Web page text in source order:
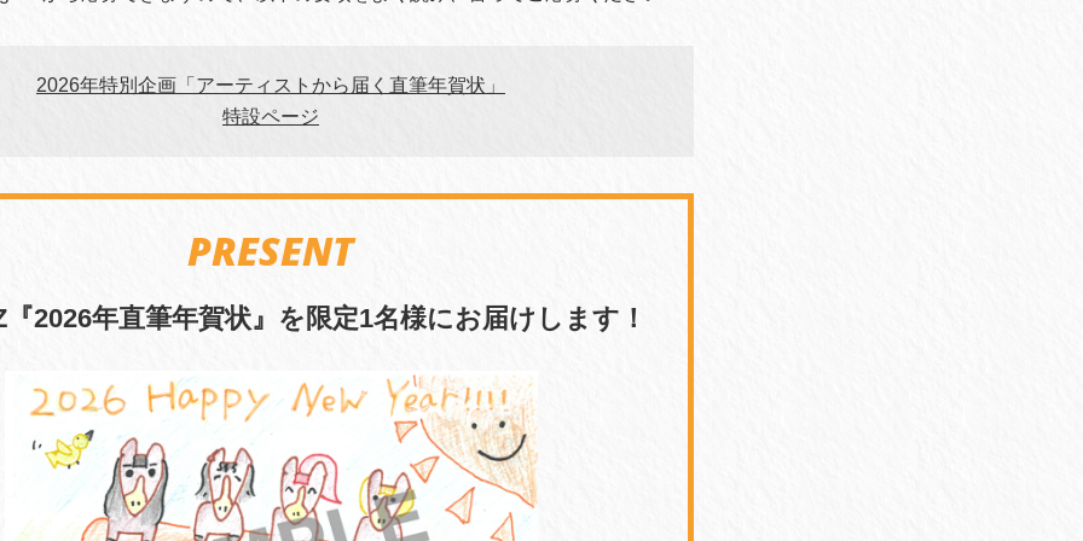
2026年特別企画「アーティストから届く直筆年賀状」
特設ページ
PRESENT
2026年直筆年賀状』を限定1名様にお届けします！